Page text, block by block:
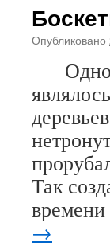
Опубликовано
Одной
Так
→